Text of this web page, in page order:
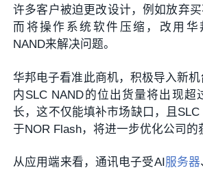
许多客户被迫更改设计，例如放弃
而将操作系统软件压缩，改用华
NAND来解决问题。
华邦电子看准此商机，积极导入新
内SLC NAND的位出货量将出现超
长，这不仅能填补市场缺口，且
于NOR Flash，将进一步优化公司的
从应用端来看，通讯电子受AI 服务器